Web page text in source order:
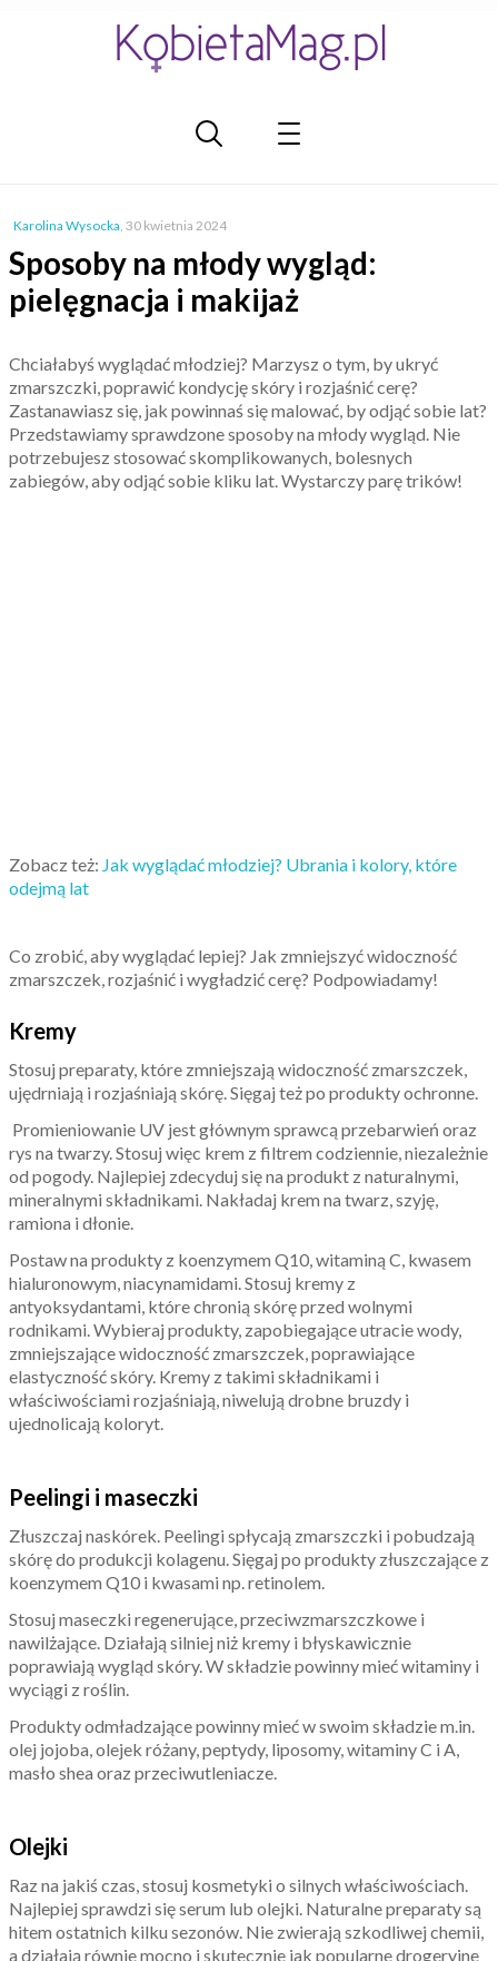
Karolina Wysocka, 30 kwietnia 2024
Sposoby na młody wygląd:
pielęgnacja i makijaż
Chciałabyś wyglądać młodziej? Marzysz o tym, by ukryć
zmarszczki, poprawić kondycję skóry i rozjaśnić cerę?
Zastanawiasz się, jak powinnaś się malować, by odjąć sobie lat?
Przedstawiamy sprawdzone sposoby na młody wygląd. Nie
potrzebujesz stosować skomplikowanych, bolesnych
zabiegów, aby odjąć sobie kliku lat. Wystarczy parę trików!
Zobacz też: Jak wyglądać młodziej? Ubrania i kolory, które
odejmą lat
Co zrobić, aby wyglądać lepiej? Jak zmniejszyć widoczność
zmarszczek, rozjaśnić i wygładzić cerę? Podpowiadamy!
Kremy
Stosuj preparaty, które zmniejszają widoczność zmarszczek,
ujędrniają i rozjaśniają skórę. Sięgaj też po produkty ochronne.
Promieniowanie UV jest głównym sprawcą przebarwień oraz
rys na twarzy. Stosuj więc krem z filtrem codziennie, niezależnie
od pogody. Najlepiej zdecyduj się na produkt z naturalnymi,
mineralnymi składnikami. Nakładaj krem na twarz, szyję,
ramiona i dłonie.
Postaw na produkty z koenzymem Q10, witaminą C, kwasem
hialuronowym, niacynamidami. Stosuj kremy z
antyoksydantami, które chronią skórę przed wolnymi
rodnikami. Wybieraj produkty, zapobiegające utracie wody,
zmniejszające widoczność zmarszczek, poprawiające
elastyczność skóry. Kremy z takimi składnikami i
właściwościami rozjaśniają, niwelują drobne bruzdy i
ujednolicają koloryt.
Peelingi i maseczki
Złuszczaj naskórek. Peelingi spłycają zmarszczki i pobudzają
skórę do produkcji kolagenu. Sięgaj po produkty złuszczające z
koenzymem Q10 i kwasami np. retinolem.
Stosuj maseczki regenerujące, przeciwzmarszczkowe i
nawilżające. Działają silniej niż kremy i błyskawicznie
poprawiają wygląd skóry. W składzie powinny mieć witaminy i
wyciągi z roślin.
Produkty odmładzające powinny mieć w swoim składzie m.in.
olej jojoba, olejek różany, peptydy, liposomy, witaminy C i A,
masło shea oraz przeciwutleniacze.
Olejki
Raz na jakiś czas, stosuj kosmetyki o silnych właściwościach.
Najlepiej sprawdzi się serum lub olejki. Naturalne preparaty są
hitem ostatnich kilku sezonów. Nie zwierają szkodliwej chemii,
a działają równie mocno i skutecznie jak popularne drogeryjne